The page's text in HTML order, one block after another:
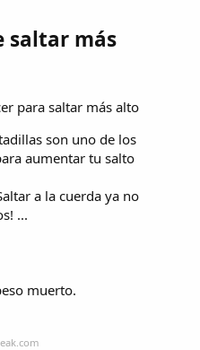
saltar más
para saltar más alto
son uno de los
aumentar tu salto
a la cuerda ya no
...
muerto.